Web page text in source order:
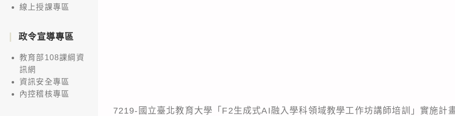
7219-國立臺北教育大學「F2生成式AI融入學科領域教學工作坊講師培訓」實施計
線上授課專區
政令宣導專區
教育部108課綱資
訊網
資訊安全專區
內控稽核專區